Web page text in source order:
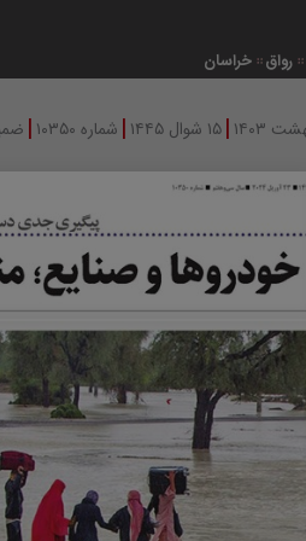
رواق خراسان
|۱۵ شوال ۱۴۴۵ | شماره ۱۰۳۵۰ |